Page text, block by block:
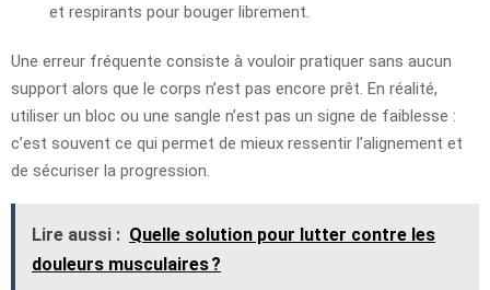
et respirants pour bouger librement.
Une erreur fréquente consiste à vouloir pratiquer sans aucun
support alors que le corps n’est pas encore prêt. En réalité,
utiliser un bloc ou une sangle n’est pas un signe de faiblesse :
c’est souvent ce qui permet de mieux ressentir l’alignement et
de sécuriser la progression.
Lire aussi : Quelle solution pour lutter contre les
douleurs musculaires ?